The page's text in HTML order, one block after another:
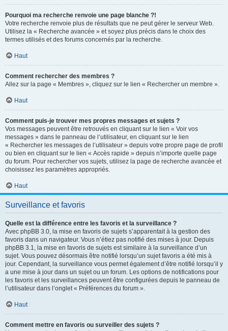
Pourquoi ma recherche renvoie une page blanche ?!
Votre recherche renvoie plus de résultats que ne peut gérer le serveur Web.
Utilisez la « Recherche avancée » et soyez plus précis dans le choix des
termes utilisés et des forums concernés par la recherche.
Haut
Comment rechercher des membres ?
Allez sur la page « Membres », cliquez sur le lien « Rechercher un membre ».
Haut
Comment puis-je trouver mes propres messages et sujets ?
Vos messages peuvent être retrouvés en cliquant sur le lien « Voir vos
messages » dans le panneau de l’utilisateur, en cliquant sur le lien
« Rechercher les messages de l’utilisateur » depuis votre propre page de profil
ou bien en cliquant sur le lien « Accès rapide » depuis n’importe quelle page
du forum. Pour rechercher vos sujets, utilisez la page de recherche avancée et
choisissez les paramètres appropriés.
Haut
Surveillance et favoris
Quelle est la différence entre les favoris et la surveillance ?
Avec phpBB 3.0, la mise en favoris de sujets s’apparentait à la gestion des
favoris dans un navigateur. Vous n’étiez pas notifié des mises à jour. Depuis
phpBB 3.1, la mise en favoris de sujets est similaire à la surveillance d’un
sujet. Vous pouvez désormais être notifié lorsqu’un sujet favoris a été mis à
jour. Cependant, la surveillance vous permet également d’être notifié lorsqu’il y
a une mise à jour dans un sujet ou un forum. Les options de notifications pour
les favoris et les surveillances peuvent être configurées depuis le panneau de
l’utilisateur dans l’onglet « Préférences du forum ».
Haut
Comment mettre en favoris ou surveiller des sujets ?